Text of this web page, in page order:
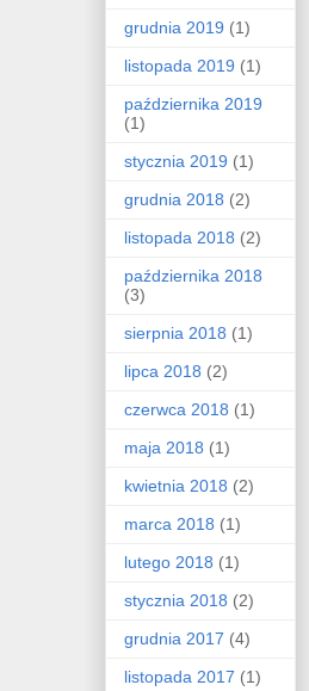
grudnia 2019 (1)
listopada 2019 (1)
października 2019
(1)
stycznia 2019 (1)
grudnia 2018 (2)
listopada 2018 (2)
października 2018
(3)
sierpnia 2018 (1)
lipca 2018 (2)
czerwca 2018 (1)
maja 2018 (1)
kwietnia 2018 (2)
marca 2018 (1)
lutego 2018 (1)
stycznia 2018 (2)
grudnia 2017 (4)
listopada 2017 (1)